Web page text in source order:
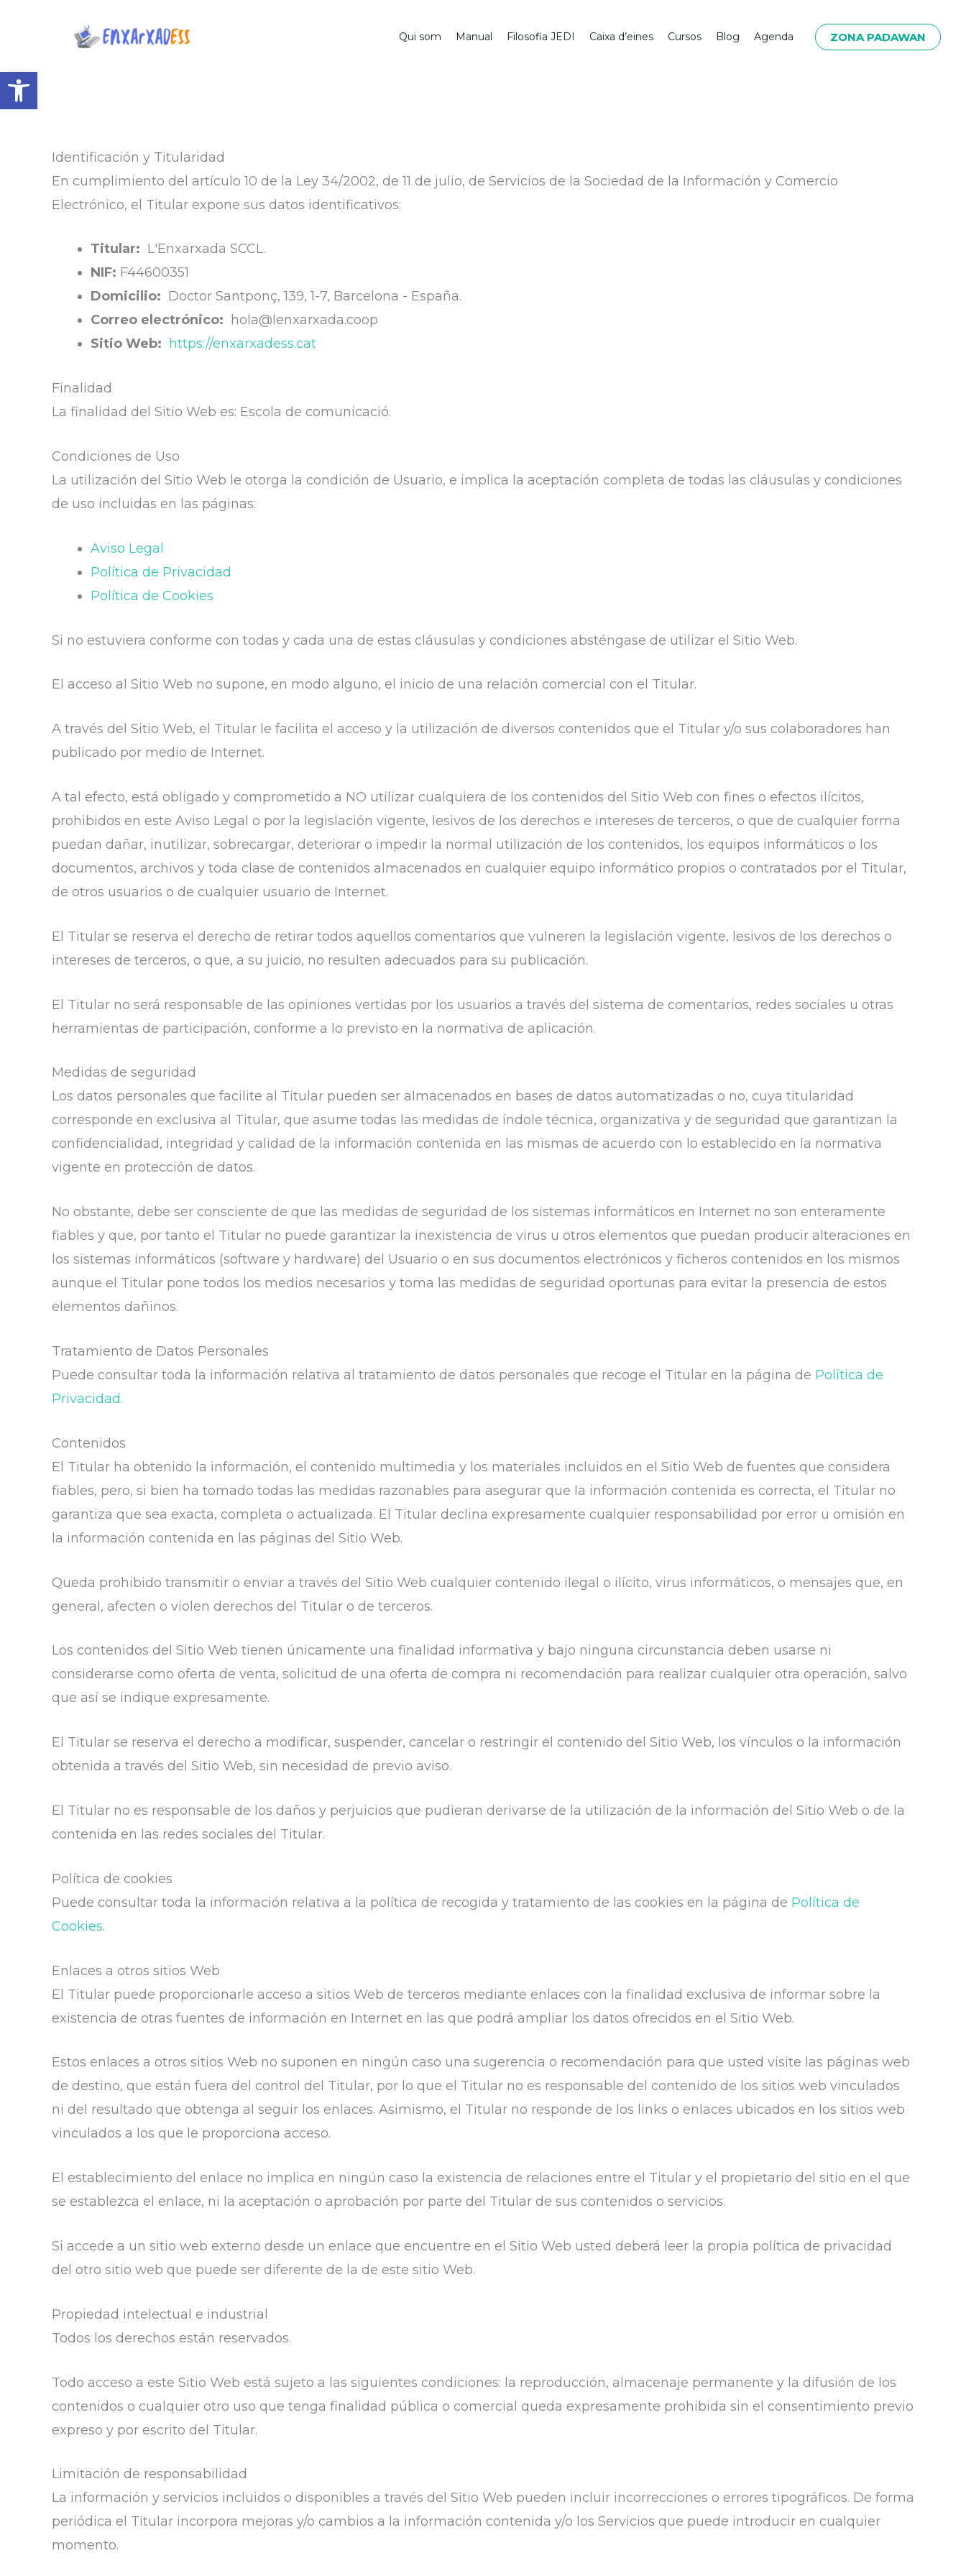
Qui som Manual Filosofia JEDI Caixa d’eines Cursos Blog Agenda ZONA PADAWAN
Identificación y Titularidad
En cumplimiento del artículo 10 de la Ley 34/2002, de 11 de julio, de Servicios de la Sociedad de la Información y Comercio
Electrónico, el Titular expone sus datos identificativos:
Titular: L'Enxarxada SCCL.
NIF: F44600351
Domicilio: Doctor Santponç, 139, 1-7, Barcelona - España.
Correo electrónico: hola@lenxarxada.coop
Sitio Web: https://enxarxadess.cat
Finalidad
La finalidad del Sitio Web es: Escola de comunicació.
Condiciones de Uso
La utilización del Sitio Web le otorga la condición de Usuario, e implica la aceptación completa de todas las cláusulas y condiciones
de uso incluidas en las páginas:
Aviso Legal
Política de Privacidad
Política de Cookies
Si no estuviera conforme con todas y cada una de estas cláusulas y condiciones absténgase de utilizar el Sitio Web.
El acceso al Sitio Web no supone, en modo alguno, el inicio de una relación comercial con el Titular.
A través del Sitio Web, el Titular le facilita el acceso y la utilización de diversos contenidos que el Titular y/o sus colaboradores han
publicado por medio de Internet.
A tal efecto, está obligado y comprometido a NO utilizar cualquiera de los contenidos del Sitio Web con fines o efectos ilícitos,
prohibidos en este Aviso Legal o por la legislación vigente, lesivos de los derechos e intereses de terceros, o que de cualquier forma
puedan dañar, inutilizar, sobrecargar, deteriorar o impedir la normal utilización de los contenidos, los equipos informáticos o los
documentos, archivos y toda clase de contenidos almacenados en cualquier equipo informático propios o contratados por el Titular,
de otros usuarios o de cualquier usuario de Internet.
El Titular se reserva el derecho de retirar todos aquellos comentarios que vulneren la legislación vigente, lesivos de los derechos o
intereses de terceros, o que, a su juicio, no resulten adecuados para su publicación.
El Titular no será responsable de las opiniones vertidas por los usuarios a través del sistema de comentarios, redes sociales u otras
herramientas de participación, conforme a lo previsto en la normativa de aplicación.
Medidas de seguridad
Los datos personales que facilite al Titular pueden ser almacenados en bases de datos automatizadas o no, cuya titularidad
corresponde en exclusiva al Titular, que asume todas las medidas de índole técnica, organizativa y de seguridad que garantizan la
confidencialidad, integridad y calidad de la información contenida en las mismas de acuerdo con lo establecido en la normativa
vigente en protección de datos.
No obstante, debe ser consciente de que las medidas de seguridad de los sistemas informáticos en Internet no son enteramente
fiables y que, por tanto el Titular no puede garantizar la inexistencia de virus u otros elementos que puedan producir alteraciones en
los sistemas informáticos (software y hardware) del Usuario o en sus documentos electrónicos y ficheros contenidos en los mismos
aunque el Titular pone todos los medios necesarios y toma las medidas de seguridad oportunas para evitar la presencia de estos
elementos dañinos.
Tratamiento de Datos Personales
Puede consultar toda la información relativa al tratamiento de datos personales que recoge el Titular en la página de Política de
Privacidad.
Contenidos
El Titular ha obtenido la información, el contenido multimedia y los materiales incluidos en el Sitio Web de fuentes que considera
fiables, pero, si bien ha tomado todas las medidas razonables para asegurar que la información contenida es correcta, el Titular no
garantiza que sea exacta, completa o actualizada. El Titular declina expresamente cualquier responsabilidad por error u omisión en
la información contenida en las páginas del Sitio Web.
Queda prohibido transmitir o enviar a través del Sitio Web cualquier contenido ilegal o ilícito, virus informáticos, o mensajes que, en
general, afecten o violen derechos del Titular o de terceros.
Los contenidos del Sitio Web tienen únicamente una finalidad informativa y bajo ninguna circunstancia deben usarse ni
considerarse como oferta de venta, solicitud de una oferta de compra ni recomendación para realizar cualquier otra operación, salvo
que así se indique expresamente.
El Titular se reserva el derecho a modificar, suspender, cancelar o restringir el contenido del Sitio Web, los vínculos o la información
obtenida a través del Sitio Web, sin necesidad de previo aviso.
El Titular no es responsable de los daños y perjuicios que pudieran derivarse de la utilización de la información del Sitio Web o de la
contenida en las redes sociales del Titular.
Política de cookies
Puede consultar toda la información relativa a la política de recogida y tratamiento de las cookies en la página de Política de
Cookies.
Enlaces a otros sitios Web
El Titular puede proporcionarle acceso a sitios Web de terceros mediante enlaces con la finalidad exclusiva de informar sobre la
existencia de otras fuentes de información en Internet en las que podrá ampliar los datos ofrecidos en el Sitio Web.
Estos enlaces a otros sitios Web no suponen en ningún caso una sugerencia o recomendación para que usted visite las páginas web
de destino, que están fuera del control del Titular, por lo que el Titular no es responsable del contenido de los sitios web vinculados
ni del resultado que obtenga al seguir los enlaces. Asimismo, el Titular no responde de los links o enlaces ubicados en los sitios web
vinculados a los que le proporciona acceso.
El establecimiento del enlace no implica en ningún caso la existencia de relaciones entre el Titular y el propietario del sitio en el que
se establezca el enlace, ni la aceptación o aprobación por parte del Titular de sus contenidos o servicios.
Si accede a un sitio web externo desde un enlace que encuentre en el Sitio Web usted deberá leer la propia política de privacidad
del otro sitio web que puede ser diferente de la de este sitio Web.
Propiedad intelectual e industrial
Todos los derechos están reservados.
Todo acceso a este Sitio Web está sujeto a las siguientes condiciones: la reproducción, almacenaje permanente y la difusión de los
contenidos o cualquier otro uso que tenga finalidad pública o comercial queda expresamente prohibida sin el consentimiento previo
expreso y por escrito del Titular.
Limitación de responsabilidad
La información y servicios incluidos o disponibles a través del Sitio Web pueden incluir incorrecciones o errores tipográficos. De forma
periódica el Titular incorpora mejoras y/o cambios a la información contenida y/o los Servicios que puede introducir en cualquier
momento.
Obre la barra d'eines